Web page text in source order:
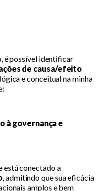
é possível identificar
de causa/efeito
e conceitual na minha
à governança e
está conectado a
, admitindo que sua eficácia
amplos e bem